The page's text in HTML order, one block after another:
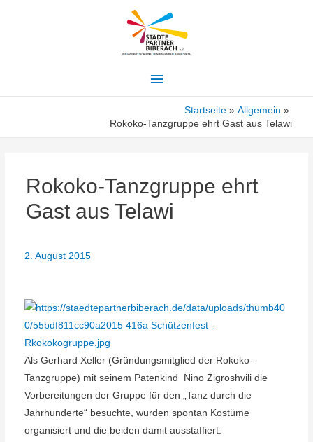
Hauptmenü
Startseite
Allgemein
Rokoko-Tanzgruppe ehrt Gast aus Telawi
Rokoko-Tanzgruppe ehrt
Gast aus Telawi
2. August 2015
Als Gerhard Xeller (Gründungsmitglied der Rokoko-
Tanzgruppe) mit seinem Patenkind
Nino Zigroshvili die
Vorbereitungen der Gruppe für den „Tanz durch die
Jahrhunderte“ besuchte, wurden spontan Kostüme
organisiert und die beiden damit ausstaffiert.